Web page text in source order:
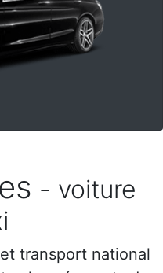
- voiture
transport national